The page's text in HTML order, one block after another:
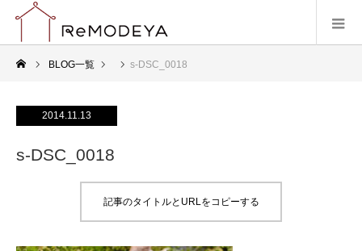
BLOG一覧 s-DSC_0018
2014.11.13
s-DSC_0018
記事のタイトルとURLをコピーする